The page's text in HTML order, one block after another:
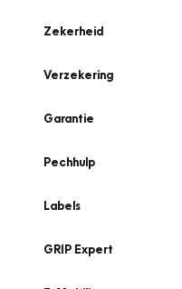
Zekerheid
Verzekering
Garantie
Pechhulp
Labels
GRIP Expert